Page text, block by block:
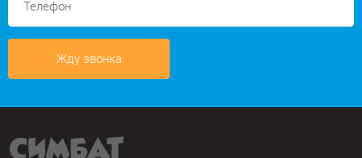
Жду звонка